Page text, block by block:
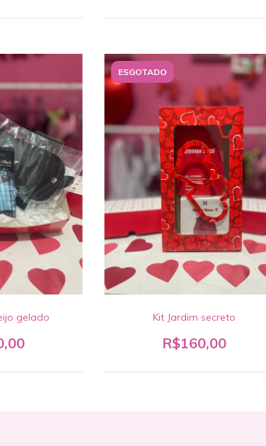
gelado
ESGOTADO
Kit Jardim secreto
R$160,00